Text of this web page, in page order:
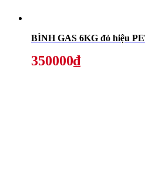
BÌNH GAS 6KG đỏ hiệu
350000₫